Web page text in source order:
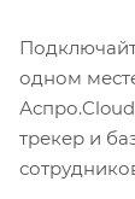
одном
трекер и